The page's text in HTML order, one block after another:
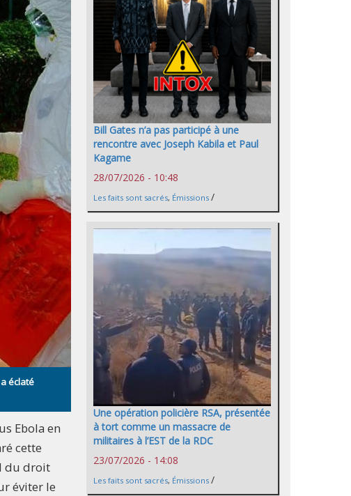
éclaté
Ebola en
cette
du droit
éviter le
Bill Gates n’a pas participé à une
rencontre avec Joseph Kabila et Paul
Kagame
28/07/2026 - 10:48
Les faits sont sacrés, Émissions /
Une opération policière RSA, présentée
à tort comme un massacre de
militaires à l’EST de la RDC
23/07/2026 - 14:08
Les faits sont sacrés, Émissions /